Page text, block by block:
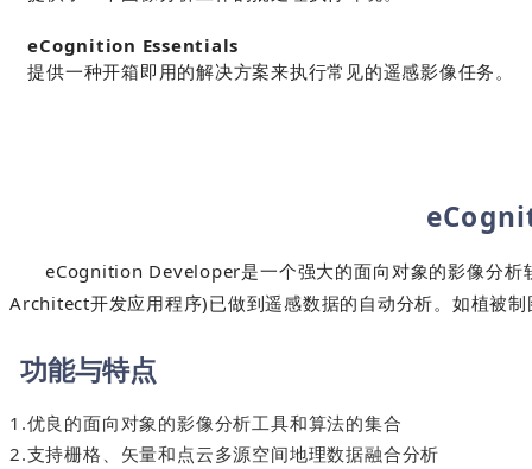
eCognition Essentials
提供一种开箱即用的解决方案来执行常见的遥感影像任务。
eCognition Developer是一个强大的面向对象的影像分
Architect开发应用程序)已做到遥感数据的自动分析。如植被
功能与特点
1.优良的面向对象的影像分析工具和算法的集合
2.支持栅格、矢量和点云多源空间地理数据融合分析